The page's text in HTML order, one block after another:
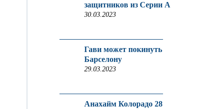
защитников из Серии A
30.03.2023
Гави может покинуть
Барселону
29.03.2023
Анахайм Колорадо 28